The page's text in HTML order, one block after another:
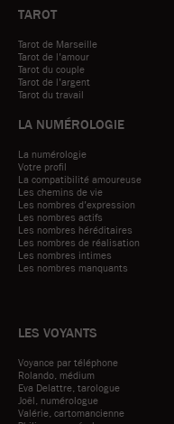
TAROT
Tarot de Marseille
Tarot de l'amour
Tarot du couple
Tarot de l'argent
Tarot du travail
LA NUMÉROLOGIE
La numérologie
Votre profil
La compatibilité amoureuse
Les chemins de vie
Les nombres d'expression
Les nombres actifs
Les nombres héréditaires
Les nombres de réalisation
Les nombres intimes
Les nombres manquants
LES VOYANTS
Voyance par téléphone
Rolando, médium
Eva Delattre, tarologue
Joël, numérologue
Valérie, cartomancienne